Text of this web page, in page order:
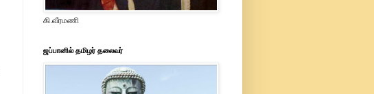
கி.வீரமணி
ஜப்பானில் தமிழர் தலைவர்